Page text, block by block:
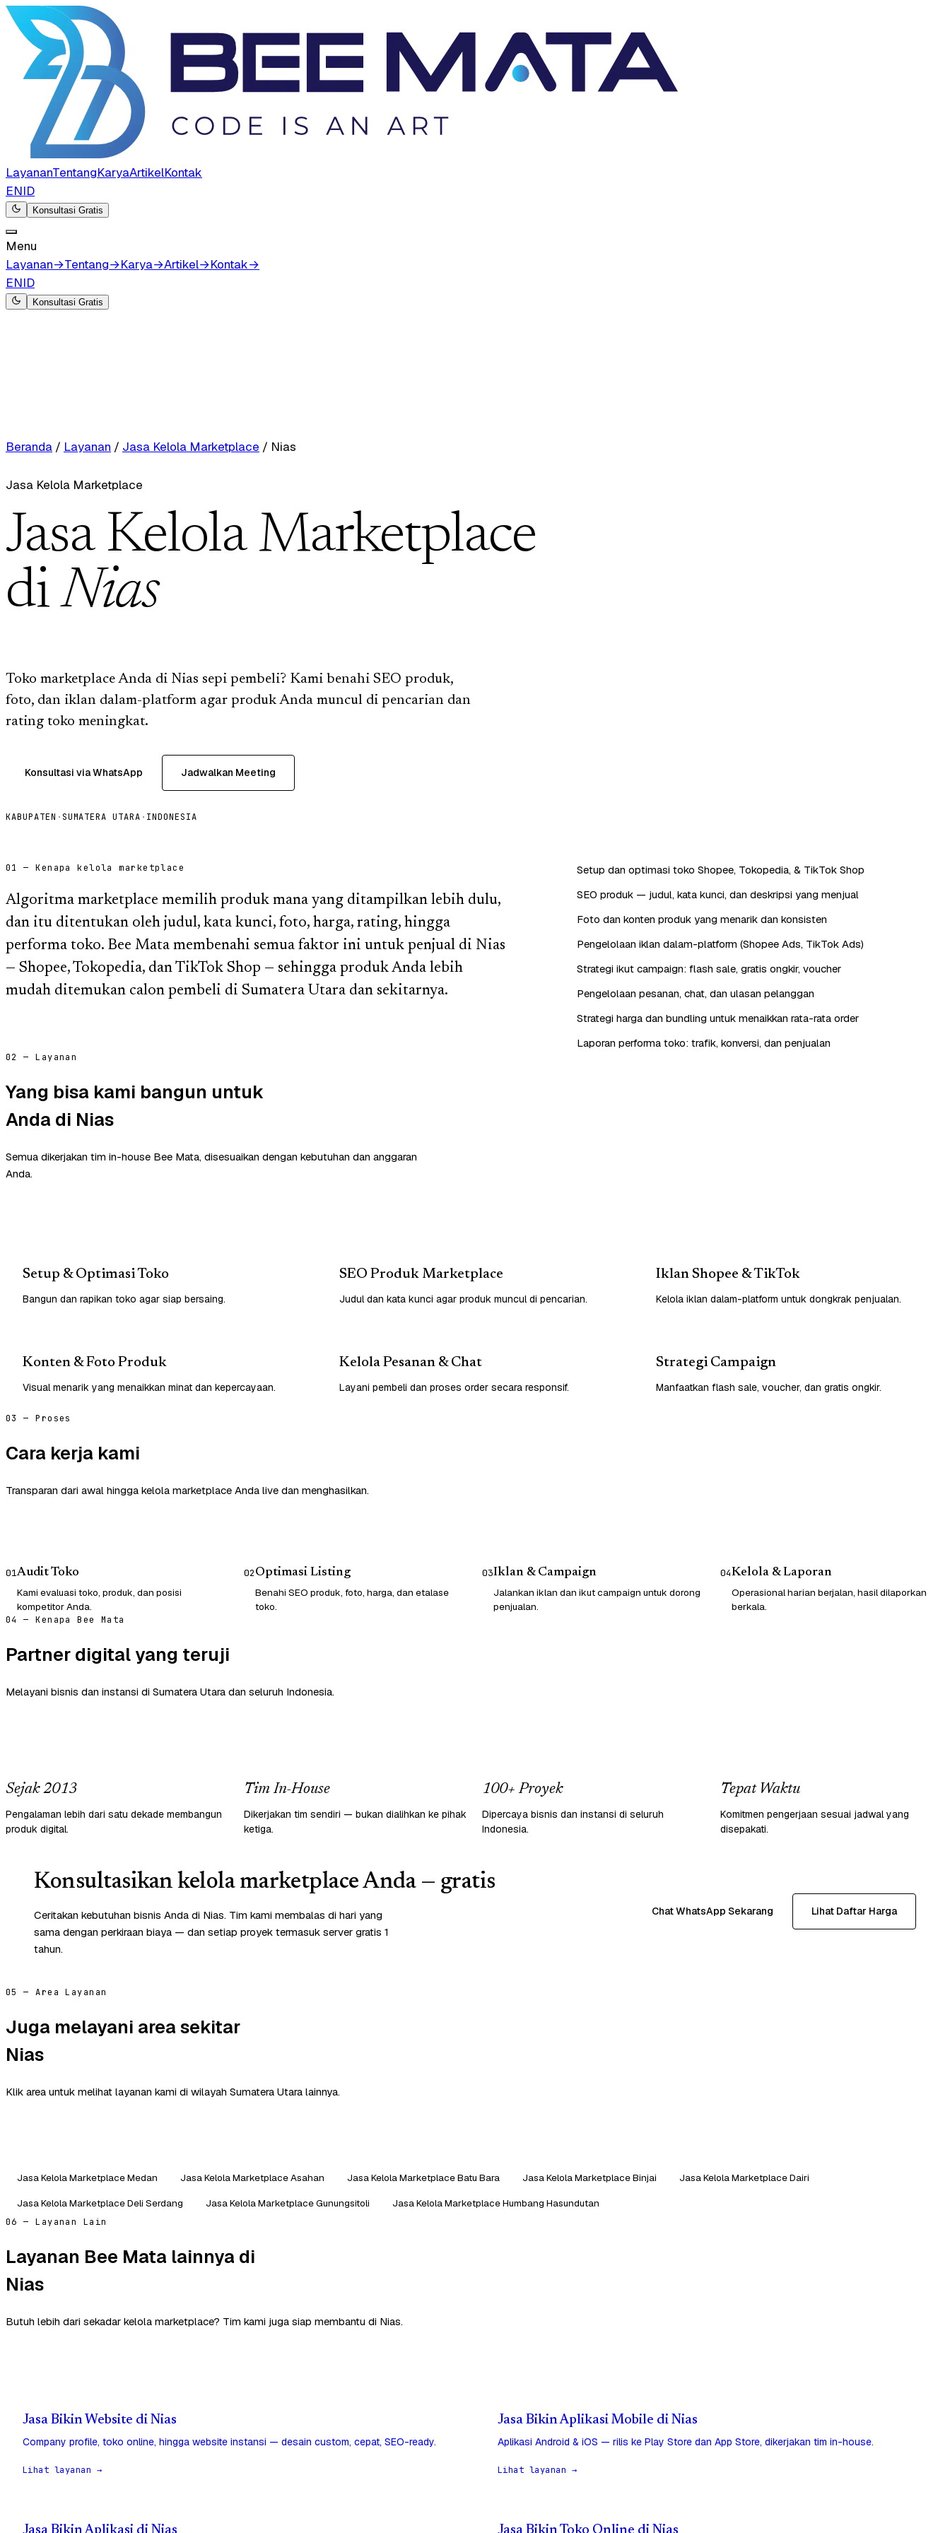
LayananTentangKaryaArtikelKontak
ENID
Konsultasi Gratis
Menu
Layanan→Tentang→Karya→Artikel→Kontak→
ENID
Konsultasi Gratis
Beranda / Layanan / Jasa Kelola Marketplace / Nias
Jasa Kelola Marketplace
Jasa Kelola Marketplace
diNias
Toko marketplace Anda di Nias sepi pembeli? Kami benahi SEO produk,
foto, dan iklan dalam-platform agar produk Anda muncul di pencarian dan
rating toko meningkat.
Konsultasi via WhatsApp Jadwalkan Meeting
KABUPATEN · SUMATERA UTARA · INDONESIA
01 — Kenapa kelola marketplace
Algoritma marketplace memilih produk mana yang ditampilkan lebih dulu,
dan itu ditentukan oleh judul, kata kunci, foto, harga, rating, hingga
performa toko. Bee Mata membenahi semua faktor ini untuk penjual di Nias
— Shopee, Tokopedia, dan TikTok Shop — sehingga produk Anda lebih
mudah ditemukan calon pembeli di Sumatera Utara dan sekitarnya.
Setup dan optimasi toko Shopee, Tokopedia, & TikTok Shop
SEO produk — judul, kata kunci, dan deskripsi yang menjual
Foto dan konten produk yang menarik dan konsisten
Pengelolaan iklan dalam-platform (Shopee Ads, TikTok Ads)
Strategi ikut campaign: flash sale, gratis ongkir, voucher
Pengelolaan pesanan, chat, dan ulasan pelanggan
Strategi harga dan bundling untuk menaikkan rata-rata order
Laporan performa toko: trafik, konversi, dan penjualan
02 — Layanan
Yang bisa kami bangun untuk
Anda di Nias
Semua dikerjakan tim in-house Bee Mata, disesuaikan dengan kebutuhan dan anggaran
Anda.
Setup & Optimasi Toko
Bangun dan rapikan toko agar siap bersaing.
SEO Produk Marketplace
Judul dan kata kunci agar produk muncul di pencarian.
Iklan Shopee & TikTok
Kelola iklan dalam-platform untuk dongkrak penjualan.
Konten & Foto Produk
Visual menarik yang menaikkan minat dan kepercayaan.
Kelola Pesanan & Chat
Layani pembeli dan proses order secara responsif.
Strategi Campaign
Manfaatkan flash sale, voucher, dan gratis ongkir.
03 — Proses
Cara kerja kami
Transparan dari awal hingga kelola marketplace Anda live dan menghasilkan.
01Audit Toko
Kami evaluasi toko, produk, dan posisi
kompetitor Anda.
02Optimasi Listing
Benahi SEO produk, foto, harga, dan etalase
toko.
03Iklan & Campaign
Jalankan iklan dan ikut campaign untuk dorong
penjualan.
04Kelola & Laporan
Operasional harian berjalan, hasil dilaporkan
berkala.
04 — Kenapa Bee Mata
Partner digital yang teruji
Melayani bisnis dan instansi di Sumatera Utara dan seluruh Indonesia.
Sejak 2013
Pengalaman lebih dari satu dekade membangun
produk digital.
Tim In-House
Dikerjakan tim sendiri — bukan dialihkan ke pihak
ketiga.
100+ Proyek
Dipercaya bisnis dan instansi di seluruh
Indonesia.
Tepat Waktu
Komitmen pengerjaan sesuai jadwal yang
disepakati.
Konsultasikan kelola marketplace Anda — gratis
Ceritakan kebutuhan bisnis Anda di Nias. Tim kami membalas di hari yang
sama dengan perkiraan biaya — dan setiap proyek termasuk server gratis 1
tahun.
Chat WhatsApp Sekarang Lihat Daftar Harga
05 — Area Layanan
Juga melayani area sekitar
Nias
Klik area untuk melihat layanan kami di wilayah Sumatera Utara lainnya.
Jasa Kelola Marketplace Medan Jasa Kelola Marketplace Asahan Jasa Kelola Marketplace Batu Bara Jasa Kelola Marketplace Binjai
Jasa Kelola Marketplace Dairi
Jasa Kelola Marketplace Deli Serdang
Jasa Kelola Marketplace Gunungsitoli Jasa Kelola Marketplace Humbang Hasundutan
06 — Layanan Lain
Layanan Bee Mata lainnya di
Nias
Butuh lebih dari sekadar kelola marketplace? Tim kami juga siap membantu di Nias.
Jasa Bikin Website di Nias
Company profile, toko online, hingga website instansi — desain custom, cepat, SEO-ready.
Lihat layanan →
Jasa Bikin Aplikasi Mobile di Nias
Aplikasi Android & iOS — rilis ke Play Store dan App Store, dikerjakan tim in-house.
Lihat layanan →